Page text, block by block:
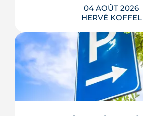
04 AOÛT 2026
HERVÉ KOFFEL
Avenue d'Atlanta, à la
chantier de six hectares
coulisses techniques de
Métropole. Derrière les